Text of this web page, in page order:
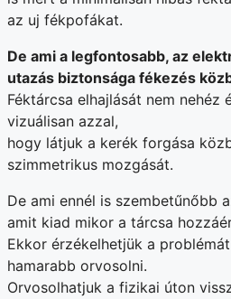
az uj fékpofákat.
De ami a legfontosabb, az
utazás biztonsága fékezés
Féktárcsa elhajlását nem nehéz
vizuálisan azzal,
hogy látjuk a kerék forgása
szimmetrikus mozgását.
De ami ennél is szembetűnőbb
amit kiad mikor a tárcsa
Ekkor érzékelhetjük a
hamarabb orvosolni.
Orvosolhatjuk a fizikai úton